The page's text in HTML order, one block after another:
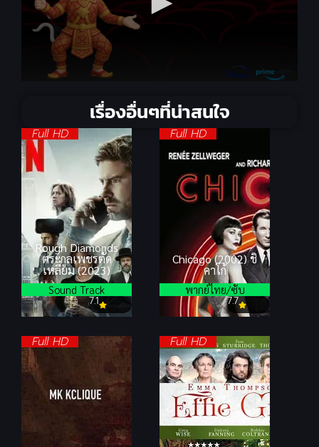
เรื่องอื่นๆที่น่าสนใจ
Full HD
Rough Diamonds
ตระกูลเพชรตัด
เหลี่ยม (2023)
7.1
Sound Track
Full HD
Chicago (2002) ชิ
คาโก้
7.7
พากย์ไทย/ซับ
Full HD Full HD